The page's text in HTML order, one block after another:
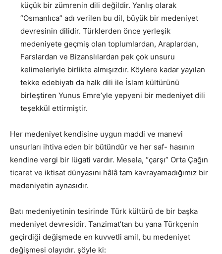
küçük bir zümrenin dili değildir. Yanlış olarak
“Osmanlıca” adı verilen bu dil, büyük bir medeniyet
devresinin dilidir. Türklerden önce yerleşik
medeniyete geçmiş olan toplumlardan, Araplardan,
Farslardan ve Bizanslılardan pek çok unsuru
kelimeleriyle birlikte almışızdır. Köylere kadar yayılan
tekke edebiyatı da halk dili ile İslam kültürünü
birleştiren Yunus Emre’yle yepyeni bir medeniyet dili
teşekkül ettirmiştir.
Her medeniyet kendisine uygun maddi ve manevi
unsurları ihtiva eden bir bütündür ve her saf- hasının
kendine vergi bir lügati vardır. Mesela, “çarşı” Orta Çağın
ticaret ve iktisat dünyasını hâlâ tam kavrayamadığımız bir
medeniyetin aynasıdır.
Batı medeniyetinin tesirinde Türk kültürü de bir başka
medeniyet devresidir. Tanzimat’tan bu yana Türkçenin
geçirdiği değişmede en kuvvetli amil, bu medeniyet
değişmesi olayıdır. şöyle ki: